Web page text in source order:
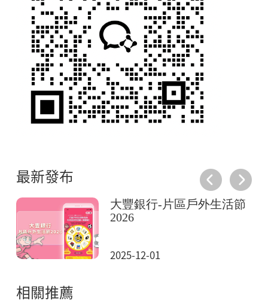
最新發布
大豐銀行-片區戶外生活節
2026
2025-12-01
相關推薦